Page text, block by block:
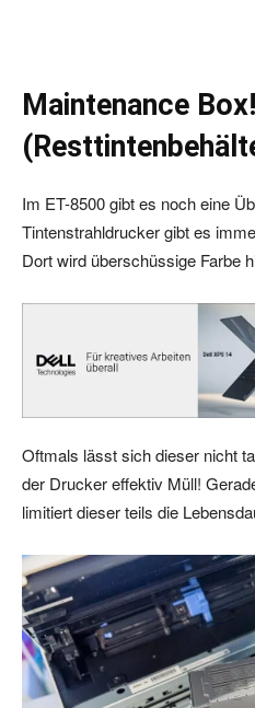
Maintenance
Im ET-8500 gibt es noch eine
Tintenstrahldrucker gibt es
Dort wird überschüssige Farbe
Oftmals lässt sich dieser nicht
der Drucker effektiv Müll!
limitiert dieser teils die